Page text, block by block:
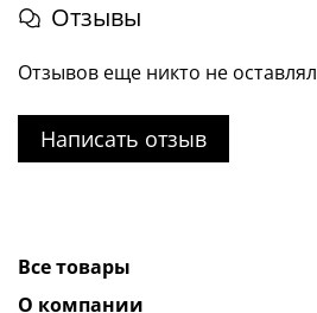
Отзывы
Отзывов еще никто не оставлял
Написать отзыв
Все товары
О компании